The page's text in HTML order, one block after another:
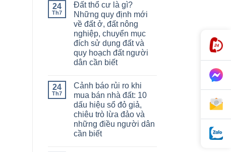
24
Th7
Đất thổ cư là gì?
Những quy định mới
về đất ở, đất nông
nghiệp, chuyển mục
đích sử dụng đất và
quy hoạch đất người
dân cần biết
24
Th7
Cảnh báo rủi ro khi
mua bán nhà đất: 10
dấu hiệu sổ đỏ giả,
chiêu trò lừa đảo và
những điều người dân
cần biết